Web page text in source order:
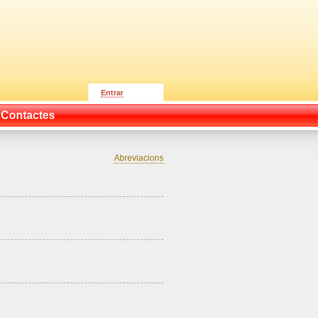
Entrar
Contactes
Abreviacions